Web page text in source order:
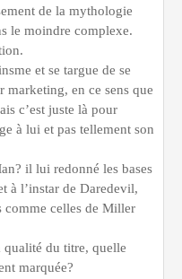
de la mythologie
le moindre complexe.
et se targue de se
marketing, en ce sens que
c’est juste là pour
à lui et pas tellement son
il lui redonné les bases
à l’instar de Daredevil,
comme celles de Miller
qualité du titre, quelle
marquée?